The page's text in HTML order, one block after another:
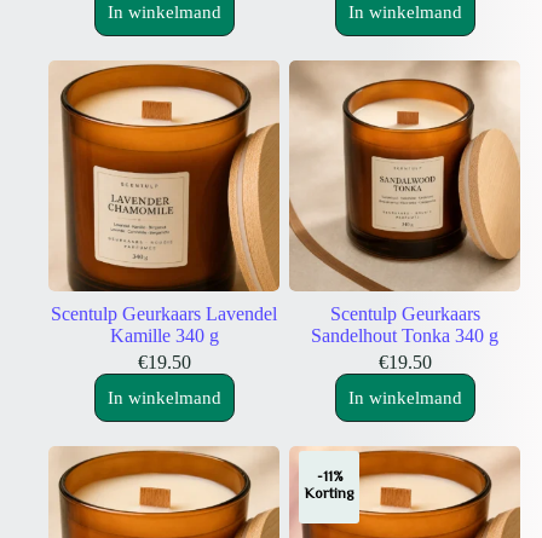
In winkelmand In winkelmand
Scentulp Geurkaars Lavendel
Kamille 340 g
€19.50
In winkelmand
Scentulp Geurkaars
Sandelhout Tonka 340 g
€19.50
In winkelmand
-11%
Korting